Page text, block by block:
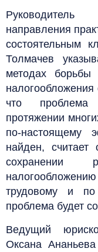
Руководитель
направления
состоятельным
Толмачев
методах борьбы
что проблема
протяжении
по-настоящему
найден, считает
сохранении
трудовому и
проблема будет
Ведущий
Оксана